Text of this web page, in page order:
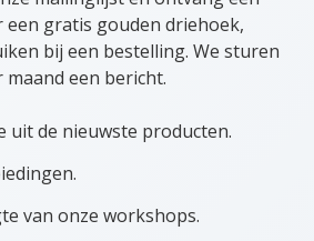
gratis gouden driehoek,
bij een bestelling. We sturen
maand een bericht.
uit de nieuwste producten.
van onze workshops.